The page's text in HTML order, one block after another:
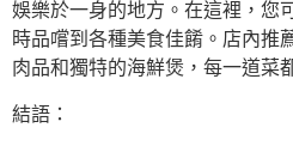
娛樂於一身的地方。在這裡，您
時品嚐到各種美食佳餚。店內推
肉品和獨特的海鮮煲，每一道菜
結語：